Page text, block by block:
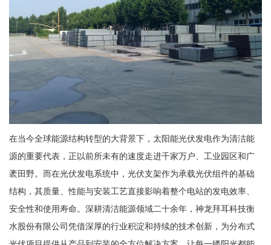
在当今全球能源结构转型的大背景下，太阳能光伏发电作为清洁能
源的重要代表，正以前所未有的速度走进千家万户、工业园区和广
袤田野。而在光伏发电系统中，光伏支架作为承载光伏组件的基础
结构，其质量、性能与安装工艺直接影响着整个电站的发电效率、
安全性和使用寿命。深耕清洁能源领域二十余年，神龙拜耳科技衡
水股份有限公司凭借深厚的行业积淀和持续的技术创新，为分布式